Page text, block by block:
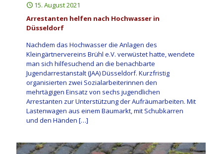
15. August 2021
Arrestanten helfen nach Hochwasser in
Düsseldorf
Nachdem das Hochwasser die Anlagen des
Kleingärtnervereins Brühl e.V. verwüstet hatte, wendete
man sich hilfesuchend an die benachbarte
Jugendarrestanstalt (JAA) Düsseldorf. Kurzfristig
organisierten zwei Sozialarbeiterinnen den
mehrtägigen Einsatz von sechs jugendlichen
Arrestanten zur Unterstützung der Aufräumarbeiten. Mit
Lastenwagen aus einem Baumarkt, mit Schubkarren
und den Händen […]